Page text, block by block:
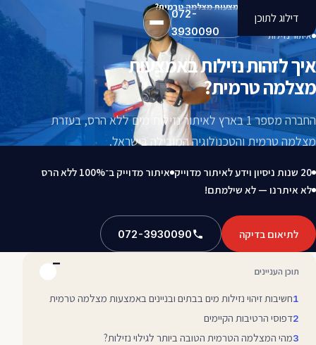
דילוג לתוכן
072-
3930090
איך לזהות נזילות באמצעות מצלמה טרמית?
איתור נזילות
איך לזהות נזילות באמצעות
מצלמה טרמית?
החברה מספר 1 בארץ לאיתור נזילות מים ללא הרס, בעזרת
מצלמה טרמית והטכנולוגיה המובילה בישראל.
20 שנות ניסיון וידע לאיתור מדוייק
איתור מדוייק ב־100% ללא הרס
לא איתרנו — לא שילמתם!
לתיאום בדיקה 072-3930090
תוכן העניינים
חשיבות זיהוי נזילות מים בבתים ובניינים באמצעות מצלמה טרמית
דפוסי הרטיבות הקיימים
מהי המצלמה הטרמית הטובה ביותר לגילוי נזילות?